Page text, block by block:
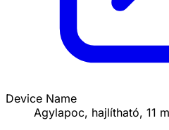
Device Name
Agylapoc, hajlítható, 11